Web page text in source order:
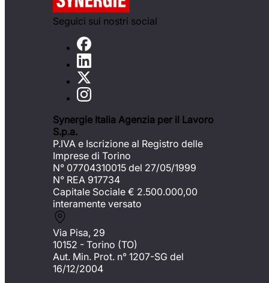
Seguici sui nostri social
Synergie Italia Agenzia per il Lavoro
S.p.a.
P.IVA e Iscrizione al Registro delle
Imprese di Torino
N° 07704310015 del 27/05/1999
N° REA 917734
Capitale Sociale € 2.500.000,00
interamente versato
Via Pisa, 29
10152 - Torino (TO)
Aut. Min. Prot. n° 1207-SG del
16/12/2004